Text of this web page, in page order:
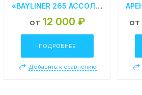
«BAYLINER 265 АССОЛЬ» АРЕНДА КАТЕРА В СПБ
от 12 000 ₽
ПОДРОБНЕЕ
Добавить к сравнению
от